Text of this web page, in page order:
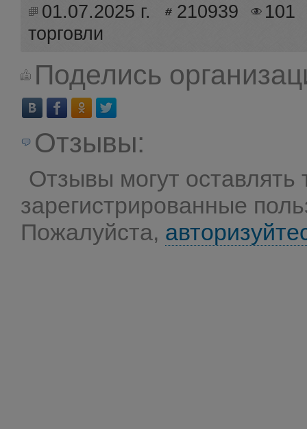
01.07.2025 г. 210939
101
торговли
Поделись
Отзывы:
Отзывы могут оставлять
зарегистрированные
Пожалуйста,